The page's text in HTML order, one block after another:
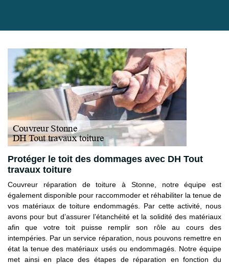
Protéger le toit des dommages avec DH Tout
travaux toiture
Couvreur réparation de toiture à Stonne, notre équipe est
également disponible pour raccommoder et réhabiliter la tenue de
vos matériaux de toiture endommagés. Par cette activité, nous
avons pour but d’assurer l’étanchéité et la solidité des matériaux
afin que votre toit puisse remplir son rôle au cours des
intempéries. Par un service réparation, nous pouvons remettre en
état la tenue des matériaux usés ou endommagés. Notre équipe
met ainsi en place des étapes de réparation en fonction du